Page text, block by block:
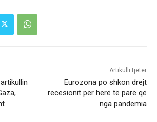
Artikulli tjetër
Eurozona po shkon drejt
recesionit për herë të parë që
nga pandemia